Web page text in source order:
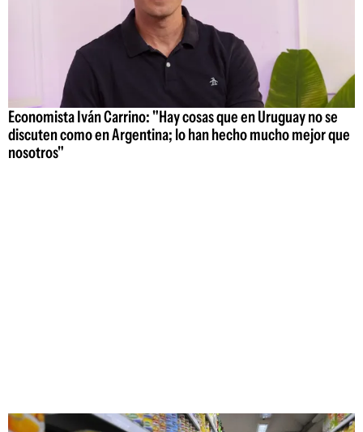
Economista Iván Carrino: "Hay cosas que en Uruguay no se
discuten como en Argentina; lo han hecho mucho mejor que
nosotros"